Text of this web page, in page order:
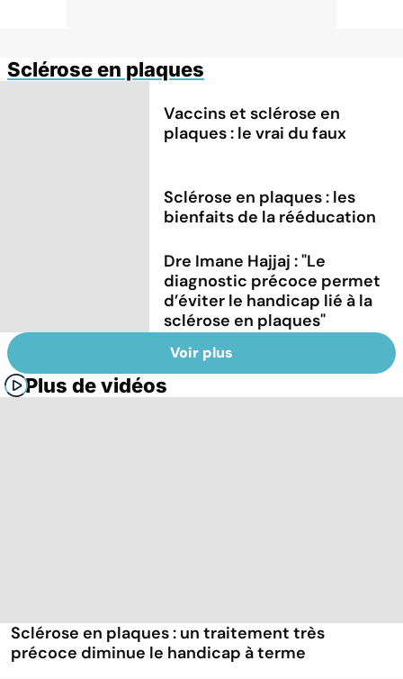
Sclérose en plaques
Vaccins et sclérose en
plaques : le vrai du faux
Sclérose en plaques : les
bienfaits de la rééducation
Dre Imane Hajjaj : "Le
diagnostic précoce permet
d’éviter le handicap lié à la
sclérose en plaques"
Voir plus
Plus de vidéos
Sclérose en plaques : un traitement très
précoce diminue le handicap à terme